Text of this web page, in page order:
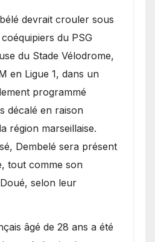
devrait crouler sous
du PSG
du Stade Vélodrome,
en Ligue 1, dans un
programmé
décalé en raison
région marseillaise.
Dembelé sera présent
tout comme son
selon leur
âgé de 28 ans a été